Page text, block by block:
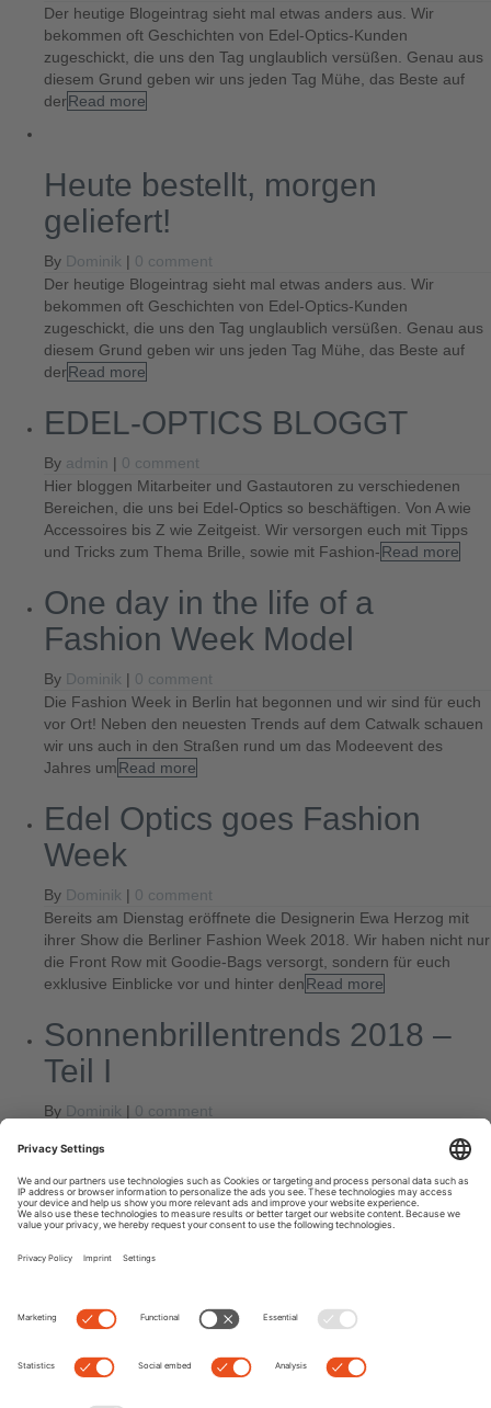
Der heutige Blogeintrag sieht mal etwas anders aus. Wir
bekommen oft Geschichten von Edel-Optics-Kunden
zugeschickt, die uns den Tag unglaublich versüßen. Genau aus
diesem Grund geben wir uns jeden Tag Mühe, das Beste auf
derRead more
Heute bestellt, morgen
geliefert!
By Dominik | 0 comment
Der heutige Blogeintrag sieht mal etwas anders aus. Wir
bekommen oft Geschichten von Edel-Optics-Kunden
zugeschickt, die uns den Tag unglaublich versüßen. Genau aus
diesem Grund geben wir uns jeden Tag Mühe, das Beste auf
derRead more
EDEL-OPTICS BLOGGT
By admin | 0 comment
Hier bloggen Mitarbeiter und Gastautoren zu verschiedenen
Bereichen, die uns bei Edel-Optics so beschäftigen. Von A wie
Accessoires bis Z wie Zeitgeist. Wir versorgen euch mit Tipps
und Tricks zum Thema Brille, sowie mit Fashion-Read more
One day in the life of a
Fashion Week Model
By Dominik | 0 comment
Die Fashion Week in Berlin hat begonnen und wir sind für euch
vor Ort! Neben den neuesten Trends auf dem Catwalk schauen
wir uns auch in den Straßen rund um das Modeevent des
Jahres umRead more
Edel Optics goes Fashion
Week
By Dominik | 0 comment
Bereits am Dienstag eröffnete die Designerin Ewa Herzog mit
ihrer Show die Berliner Fashion Week 2018. Wir haben nicht nur
die Front Row mit Goodie-Bags versorgt, sondern für euch
exklusive Einblicke vor und hinter denRead more
Sonnenbrillentrends 2018 –
Teil I
By Dominik | 0 comment
Jahr 2018 facettenreiche Brillenmodelle angesagt. Man darf sich
auf eine große Auswahl an Sonnenbrillen mit auffälligen
Rahmen freuen: Brillenrahmen werden transparent, sechs- und
achteckige BrillenRead more
NextPrevious